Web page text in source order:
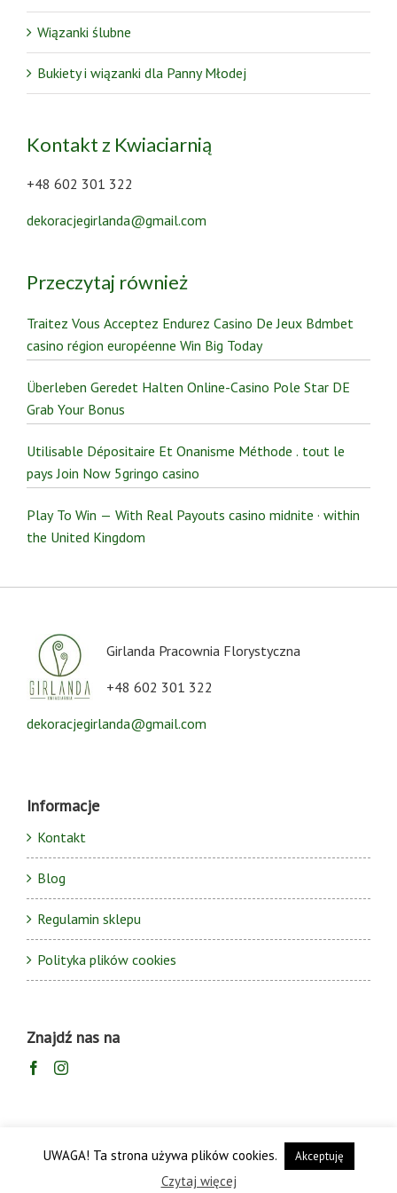
Wiązanki ślubne
Bukiety i wiązanki dla Panny Młodej
Kontakt z Kwiaciarnią
+48 602 301 322
dekoracjegirlanda@gmail.com
Przeczytaj również
Traitez Vous Acceptez Endurez Casino De Jeux Bdmbet
casino région européenne Win Big Today
Überleben Geredet Halten Online-Casino Pole Star DE
Grab Your Bonus
Utilisable Dépositaire Et Onanisme Méthode . tout le
pays Join Now 5gringo casino
Play To Win — With Real Payouts casino midnite · within
the United Kingdom
Girlanda Pracownia Florystyczna
+48 602 301 322
dekoracjegirlanda@gmail.com
Informacje
Kontakt
Blog
Regulamin sklepu
Polityka plików cookies
Znajdź nas na
Copyright © 2017 Gogler.pl
UWAGA! Ta strona używa plików cookies. Akceptuję
Czytaj więcej